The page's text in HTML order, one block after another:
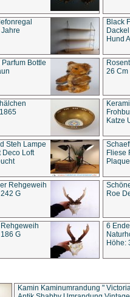
Black
Hund
Bottle
26 Cm
Katze
Steh Lampe
Deco Loft
Fliese
Rehgeweih
G
Roe
G
6
Höhe:
Kamin Kaminumrandung "